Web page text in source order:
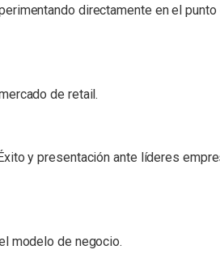
directamente en el
de retail.
y presentación ante líderes
modelo de negocio.